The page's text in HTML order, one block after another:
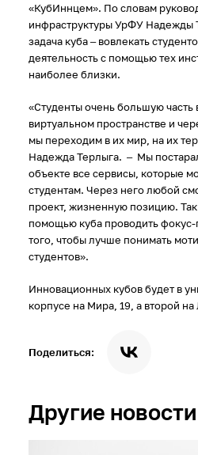
«КубИннцем». По словам
инфраструктуры УрФУ Надежды
задача куба – вовлекать
деятельность с помощью тех
наиболее близки.
«Студенты очень большую часть
виртуальном пространстве и
мы переходим в их мир, на их
Надежда Терлыга. – Мы
объекте все сервисы, которые
студентам. Через него любой
проект, жизненную позицию.
помощью куба проводить
того, чтобы лучше понимать
студентов».
Инновационных кубов будет в
корпусе на Мира, 19, а второй на
Поделиться:
Другие новости